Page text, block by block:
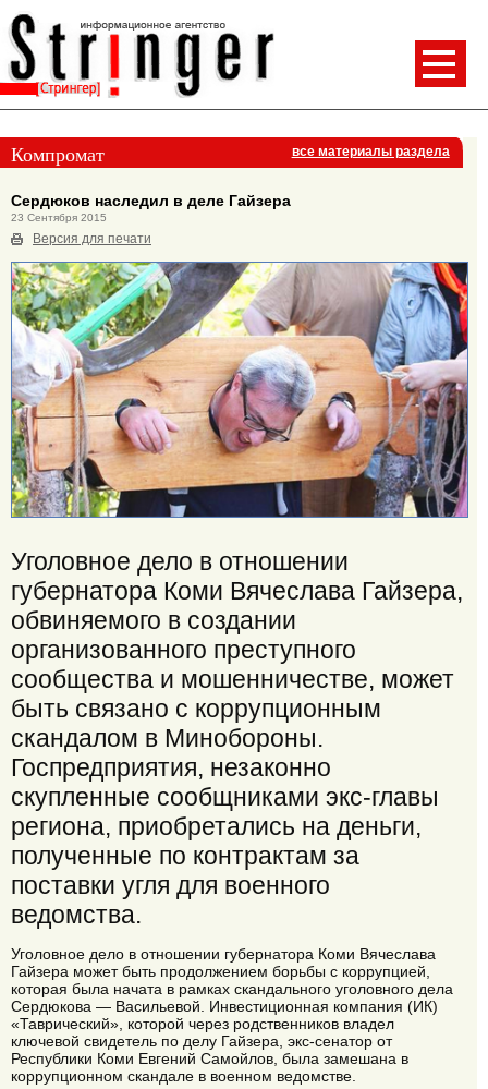
Компромат все материалы раздела
Сердюков наследил в деле Гайзера
23 Сентября 2015
Версия для печати
Уголовное дело в отношении
губернатора Коми Вячеслава Гайзера,
обвиняемого в создании
организованного преступного
сообщества и мошенничестве, может
быть связано с коррупционным
скандалом в Минобороны.
Госпредприятия, незаконно
скупленные сообщниками экс-главы
региона, приобретались на деньги,
полученные по контрактам за
поставки угля для военного
ведомства.
Уголовное дело в отношении губернатора Коми Вячеслава
Гайзера может быть продолжением борьбы с коррупцией,
которая была начата в рамках скандального уголовного дела
Сердюкова — Васильевой. Инвестиционная компания (ИК)
«Таврический», которой через родственников владел
ключевой свидетель по делу Гайзера, экс-сенатор от
Республики Коми Евгений Самойлов, была замешана в
коррупционном скандале в военном ведомстве.